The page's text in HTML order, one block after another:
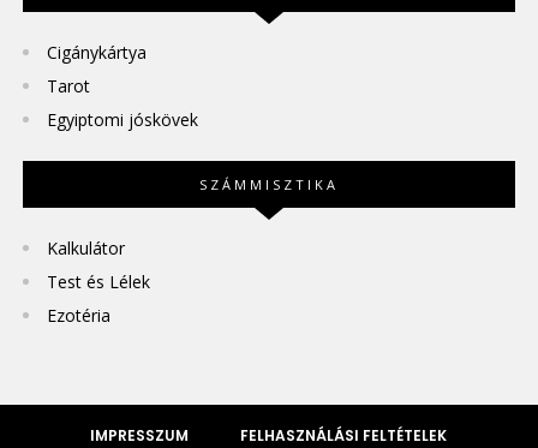
Cigánykártya
Tarot
Egyiptomi jóskövek
SZÁMMISZTIKA
Kalkulátor
Test és Lélek
Ezotéria
IMPRESSZUM FELHASZNÁLÁSI FELTÉTELEK